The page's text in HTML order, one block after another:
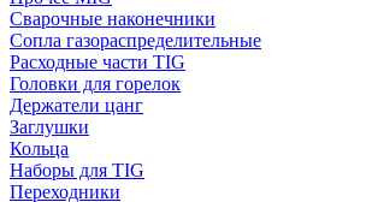
Сварочные наконечники
Сопла газораспределительные
Расходные части TIG
Головки для горелок
Держатели цанг
Заглушки
Кольца
Наборы для TIG
Переходники